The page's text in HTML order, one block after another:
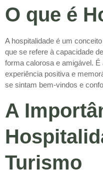
O que é
A hospitalidade é um
que se refere à capacidade
forma calorosa e amigável.
experiência positiva e
se sintam bem-vindos e
A
Turismo